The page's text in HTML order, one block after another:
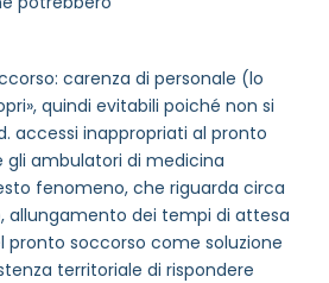
carenza di personale (lo
quindi evitabili poiché non si
accessi inappropriati al pronto
gli ambulatori di medicina
fenomeno, che riguarda circa
allungamento dei tempi di attesa
pronto soccorso come soluzione
territoriale di rispondere